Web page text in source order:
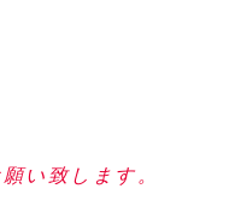
い致します。